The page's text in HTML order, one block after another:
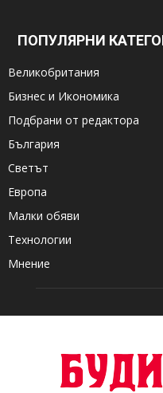
ПОПУЛЯРНИ
Великобритания
Бизнес и Икономика
Подбрани от редактора
България
Светът
Европа
Малки обяви
Технологии
Мнение